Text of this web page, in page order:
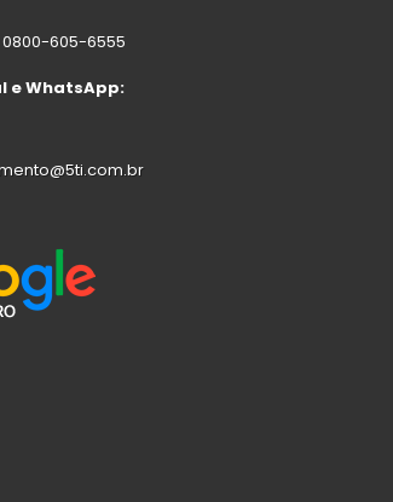
0800-605-6555
e WhatsApp: